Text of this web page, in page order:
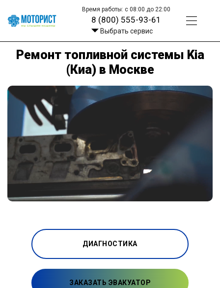
Время работы: с 08:00 до 22:00
8 (800) 555-93-61
Выбрать сервис
Ремонт топливной системы Kia
(Киа) в Москве
ДИАГНОСТИКА
ЗАКАЗАТЬ ЭВАКУАТОР